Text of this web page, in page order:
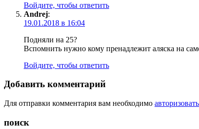
Войдите, чтобы ответить
Andrej:
19.01.2018 в 16:04
Подняли на 25?
Вспомнить нужно кому пренадлежит аляска на
Войдите, чтобы ответить
Добавить комментарий
Для отправки комментария вам необходимо
поиск